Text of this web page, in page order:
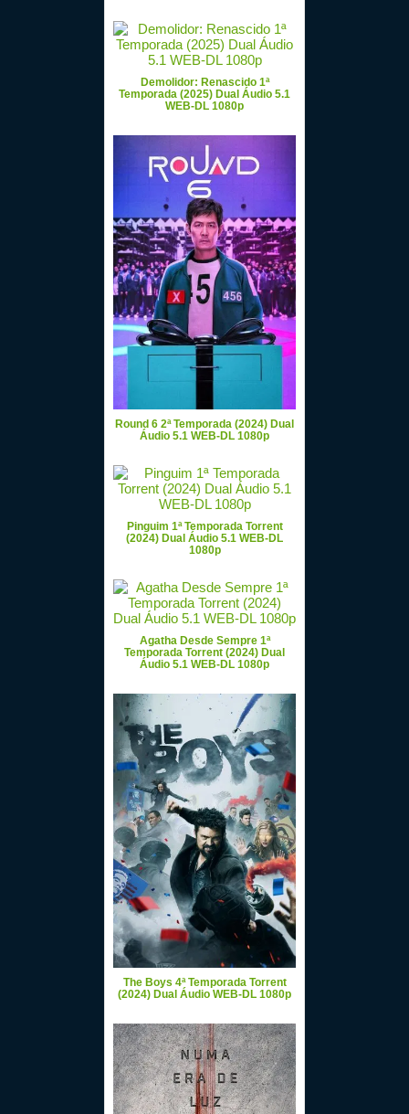
Demolidor: Renascido 1ª
Temporada (2025) Dual Áudio 5.1
WEB-DL 1080p
Round 6 2ª Temporada (2024) Dual
Áudio 5.1 WEB-DL 1080p
Pinguim 1ª Temporada Torrent
(2024) Dual Áudio 5.1 WEB-DL
1080p
Agatha Desde Sempre 1ª
Temporada Torrent (2024) Dual
Áudio 5.1 WEB-DL 1080p
The Boys 4ª Temporada Torrent
(2024) Dual Áudio WEB-DL 1080p